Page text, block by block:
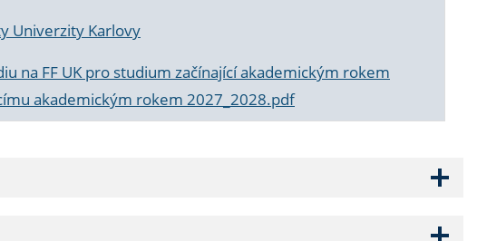
Univerzity Karlovy
na FF UK pro studium začínající akademickým rokem
akademickým rokem 2027_2028.pdf